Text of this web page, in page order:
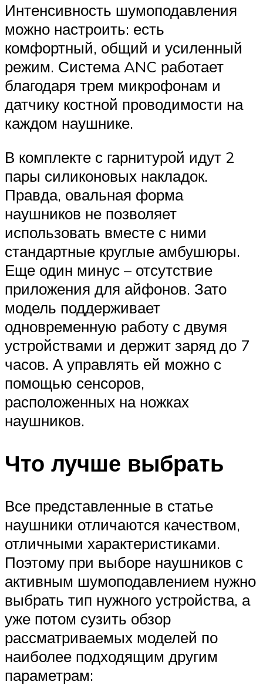
Интенсивность шумоподавления
можно настроить: есть
комфортный, общий и усиленный
режим. Система ANC работает
благодаря трем микрофонам и
датчику костной проводимости на
каждом наушнике.
В комплекте с гарнитурой идут 2
пары силиконовых накладок.
Правда, овальная форма
наушников не позволяет
использовать вместе с ними
стандартные круглые амбушюры.
Еще один минус – отсутствие
приложения для айфонов. Зато
модель поддерживает
одновременную работу с двумя
устройствами и держит заряд до 7
часов. А управлять ей можно с
помощью сенсоров,
расположенных на ножках
наушников.
Что лучше выбрать
Все представленные в статье
наушники отличаются качеством,
отличными характеристиками.
Поэтому при выборе наушников с
активным шумоподавлением нужно
выбрать тип нужного устройства, а
уже потом сузить обзор
рассматриваемых моделей по
наиболее подходящим другим
параметрам: